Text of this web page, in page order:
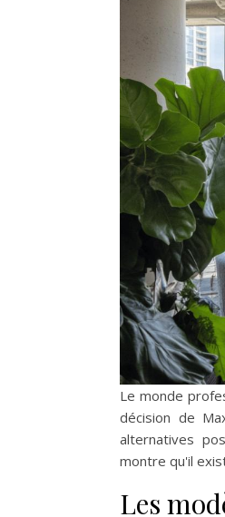
Le monde
décision de
alternatives
montre qu'il
Les